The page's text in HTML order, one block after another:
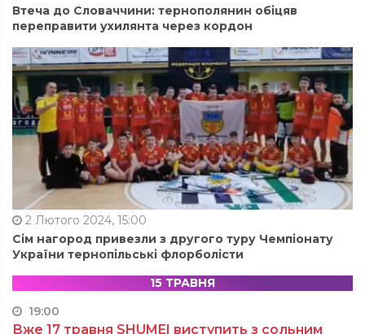
Втеча до Словаччини: тернополянин обіцяв
переправити ухилянта через кордон
2 Лютого 2024, 15:00
Сім нагород привезли з другого туру Чемпіонату
України тернопільські флорболісти
15 ТРАВНЯ
19:00
Вже 17 травня SHUMEI виступить з сольним